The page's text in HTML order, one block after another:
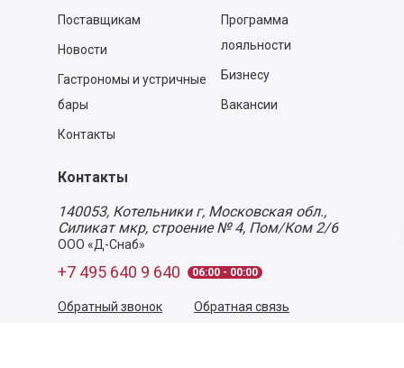
Поставщикам
Новости
Гастрономы и устричные
бары
Контакты
Программа
лояльности
Бизнесу
Вакансии
Контакты
140053, Котельники г, Московская обл.,
Силикат мкр, строение № 4, Пом/Ком 2/6
ООО «Д-Снаб»
+7 495 640 9 640 06:00 - 00:00
Обратный звонок Обратная связь